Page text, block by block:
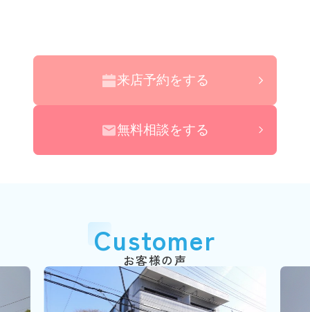
来店予約をする
無料相談をする
Customer
お客様の声